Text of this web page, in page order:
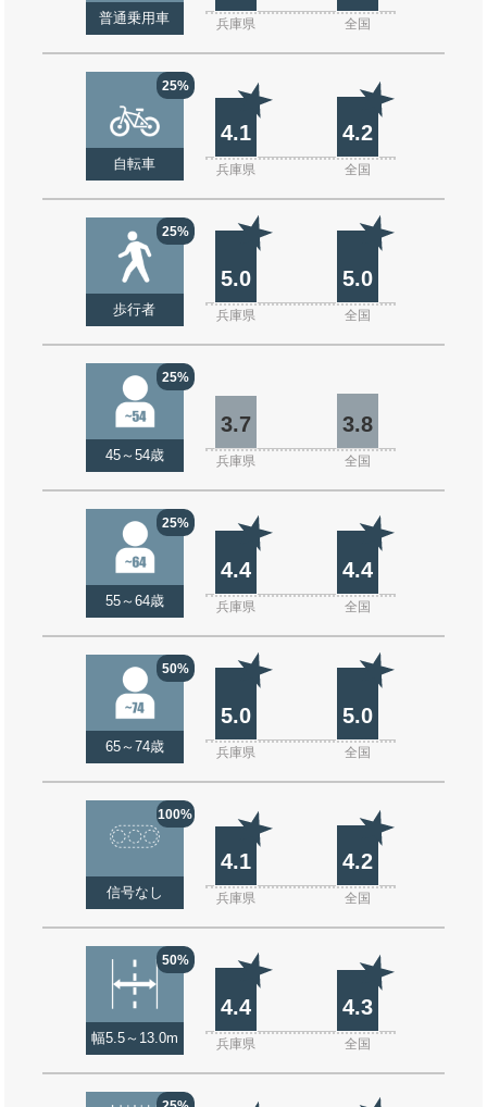
普通乗用車 兵庫県 全国
25%
自転車
4.1 4.2
兵庫県 全国
25%
歩行者
5.0 5.0
兵庫県 全国
25%
45～54歳
3.7 3.8
兵庫県 全国
25%
55～64歳
4.4 4.4
兵庫県 全国
50%
65～74歳
5.0 5.0
兵庫県 全国
100%
信号なし
4.1 4.2
兵庫県 全国
50%
幅5.5～13.0m
4.4 4.3
兵庫県 全国